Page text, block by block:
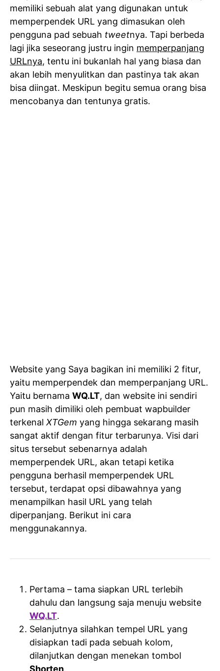
memiliki sebuah alat yang digunakan untuk
memperpendek URL yang dimasukan oleh
pengguna pad sebuah tweetnya. Tapi berbeda
lagi jika seseorang justru ingin memperpanjang
URLnya, tentu ini bukanlah hal yang biasa dan
akan lebih menyulitkan dan pastinya tak akan
bisa diingat. Meskipun begitu semua orang bisa
mencobanya dan tentunya gratis.
Website yang Saya bagikan ini memiliki 2 fitur,
yaitu memperpendek dan memperpanjang URL.
Yaitu bernama WQ.LT, dan website ini sendiri
pun masih dimiliki oleh pembuat wapbuilder
terkenal XTGem yang hingga sekarang masih
sangat aktif dengan fitur terbarunya. Visi dari
situs tersebut sebenarnya adalah
memperpendek URL, akan tetapi ketika
pengguna berhasil memperpendek URL
tersebut, terdapat opsi dibawahnya yang
menampilkan hasil URL yang telah
diperpanjang. Berikut ini cara
menggunakannya.
Pertama – tama siapkan URL terlebih
dahulu dan langsung saja menuju website
WQ.LT.
Selanjutnya silahkan tempel URL yang
disiapkan tadi pada sebuah kolom,
dilanjutkan dengan menekan tombol
Shorten